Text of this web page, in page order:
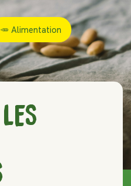
🥕 Alimentation